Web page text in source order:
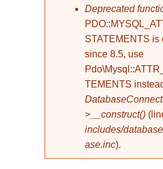
Deprecated
STATEMENTS is
since 8.5, use
TEMENTS
>__construct()
includes/
ase.inc).